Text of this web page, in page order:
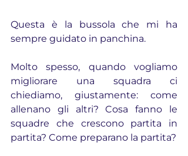
Questa è la bussola che mi ha
sempre guidato in panchina.
Molto spesso, quando vogliamo
migliorare una squadra ci
chiediamo, giustamente: come
allenano gli altri? Cosa fanno le
squadre che crescono partita in
partita? Come preparano la partita?